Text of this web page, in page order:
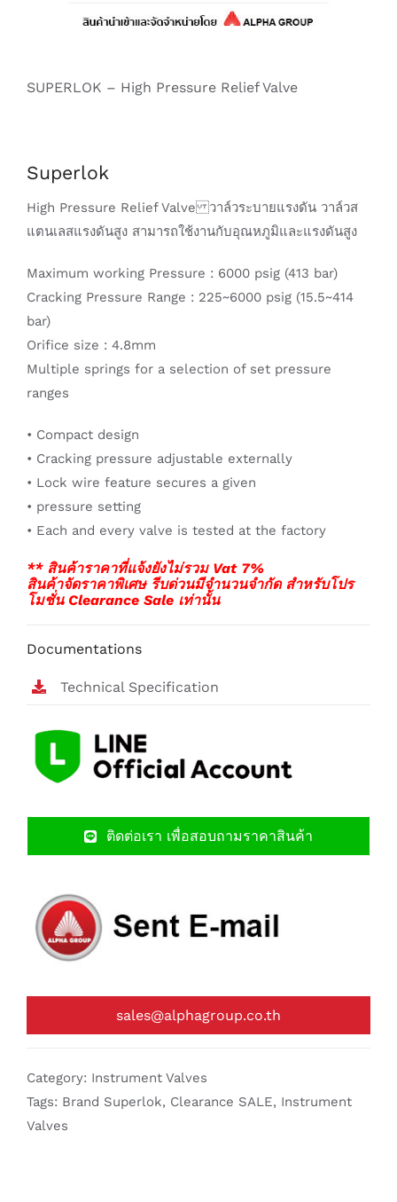
SUPERLOK – High Pressure Relief Valve
Superlok
High Pressure Relief Valve วาล์วระบายแรงดัน วาล์วส
แตนเลสแรงดันสูง สามารถใช้งานกับอุณหภูมิและแรงดันสูง
Maximum working Pressure : 6000 psig (413 bar)
Cracking Pressure Range : 225~6000 psig (15.5~414
bar)
Orifice size : 4.8mm
Multiple springs for a selection of set pressure
ranges
• Compact design
• Cracking pressure adjustable externally
• Lock wire feature secures a given
• pressure setting
• Each and every valve is tested at the factory
** สินค้าราคาที่แจ้งยังไม่รวม Vat 7%
สินค้าจัดราคาพิเศษ รีบด่วนมีจำนวนจำกัด สำหรับโปร
โมชั่น Clearance Sale เท่านั้น
Documentations
Technical Specification
ติดต่อเรา เพื่อสอบถามราคาสินค้า
sales@alphagroup.co.th
Category: Instrument Valves
Tags: Brand Superlok, Clearance SALE, Instrument
Valves